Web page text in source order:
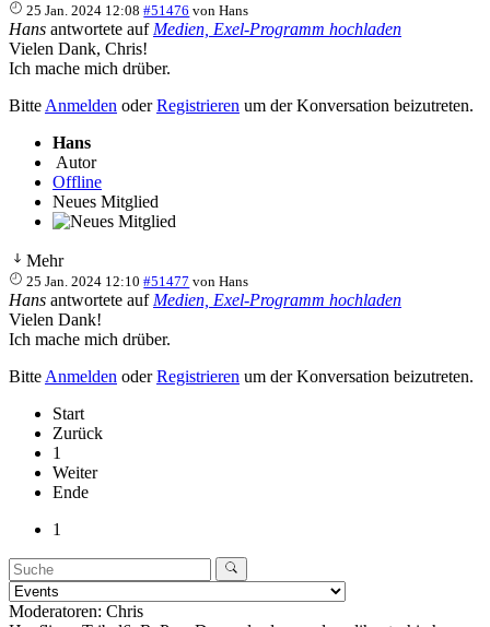
25 Jan. 2024 12:08 #51476 vonHans
Hans antwortete auf Medien, Exel-Programm hochladen
Vielen Dank, Chris!
Ich mache mich drüber.
Bitte Anmelden oderRegistrieren um der Konversation beizutreten.
Hans
Autor
Offline
Neues Mitglied
Mehr
25 Jan. 2024 12:10 #51477 vonHans
Hans antwortete auf Medien, Exel-Programm hochladen
Vielen Dank!
Ich mache mich drüber.
Bitte Anmelden oderRegistrieren um der Konversation beizutreten.
Start
Zurück
1
Weiter
Ende
1
Moderatoren: Chris